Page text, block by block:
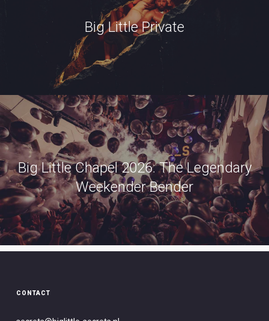
Big Little Private
Big Little Chapel 2026: The Legendary
Weekender Bender
CONTACT